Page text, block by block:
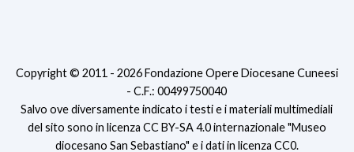
Copyright © 2011 - 2026 Fondazione Opere Diocesane Cuneesi
- C.F.: 00499750040
Salvo ove diversamente indicato i testi e i materiali multimediali
del sito sono in licenza CC BY-SA 4.0 internazionale "Museo
diocesano San Sebastiano" e i dati in licenza CC0.